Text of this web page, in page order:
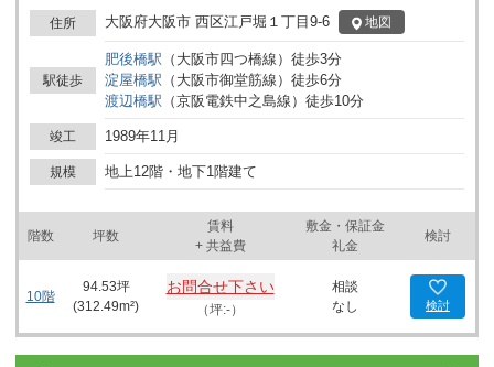
物件は、ビジネスの発展に適した環境を提供します。 ビルのエント
ランスは、石造りであり高級感が漂う設計です。訪れた方々に優雅
な第一印象を与えるこのエントランスは、石の質感がシックで洗練
された雰囲気を醸し出しています。ビル内にはエレベーターが3基
設置されており、フロア間の移動もスムーズです。各フロアの面積
は約175坪で、柔軟なレイアウトや分割区画のオプションもご用意
しておりますので、詳細はお問い合わせください。 さらに、敷地内
には機械式駐車場が備わっており、自動車利用者にも配慮した設備
が整っています。また、ビル内には貸し会議室があり、大小様々な
会議やイベントの開催が可能です。こうした施設は、事業の多様な
ニーズに応えるとともに、大規模なビジネスミーティングやプレゼ
ンテーションの場としても最適です。 周辺環境についても注目に値
します。ビルは大型商業施設やホテルが立ち並ぶエリアに位置して
おり、ビジネスパートナーやクライアントとの会合に便利です。飲
食店舗も多数存在し、ビジネスランチやリフレッシュに最適な環境
が整っています。また、ビル近隣にはファミリーマート、キリン
堂、KOHYOなど、多様な店舗があり、日々の利便性も高いエリア
住所 大阪府大阪市 西区江戸堀１丁目9-6 地図
駅徒歩
肥後橋駅 （ 大阪市四つ橋線 ） 徒歩3分
淀屋橋駅 （ 大阪市御堂筋線 ） 徒歩6分
渡辺橋駅 （京阪電鉄中之島線 ） 徒歩10分
竣工 1989年11月
規模 地上12階・地下1階建て
階数 坪数
賃料
+ 共益費
敷金・保証金
礼金
検討
10階
94.53坪
(312.49m²)
お問合せ下さい
（坪:-）
相談
なし
検討